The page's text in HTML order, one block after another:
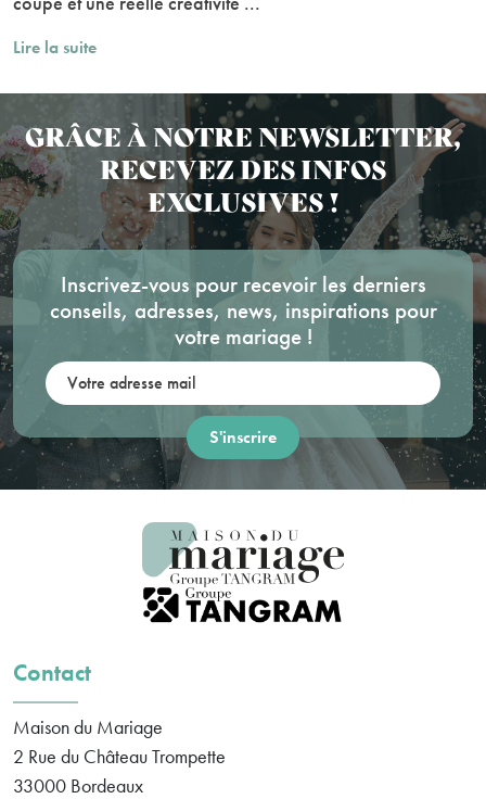
Lire la suite
GRÂCE À NOTRE NEWSLETTER,
RECEVEZ DES INFOS
EXCLUSIVES !
Inscrivez-vous pour recevoir les derniers
conseils, adresses, news, inspirations pour
votre mariage !
Contact
Maison du Mariage
2 Rue du Château Trompette
33000 Bordeaux